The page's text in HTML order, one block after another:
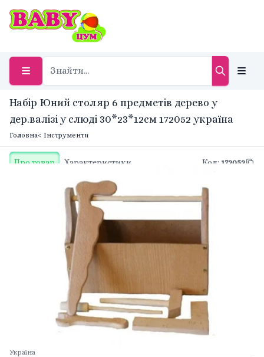
Набір Юний столяр 6 предметів дерево у
дер.валізі у слюді 30*23*12см 172052 україна
Головна< Інструменти
Про товар Характеристики Код: 172052
Україна